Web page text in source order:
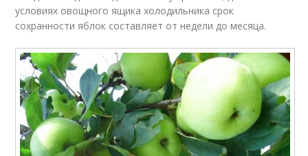
условиях овощного ящика холодильника срок
сохранности яблок составляет от недели до месяца.